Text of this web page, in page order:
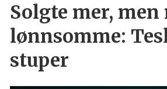
Solgte mer,
lønnsomme:
stuper